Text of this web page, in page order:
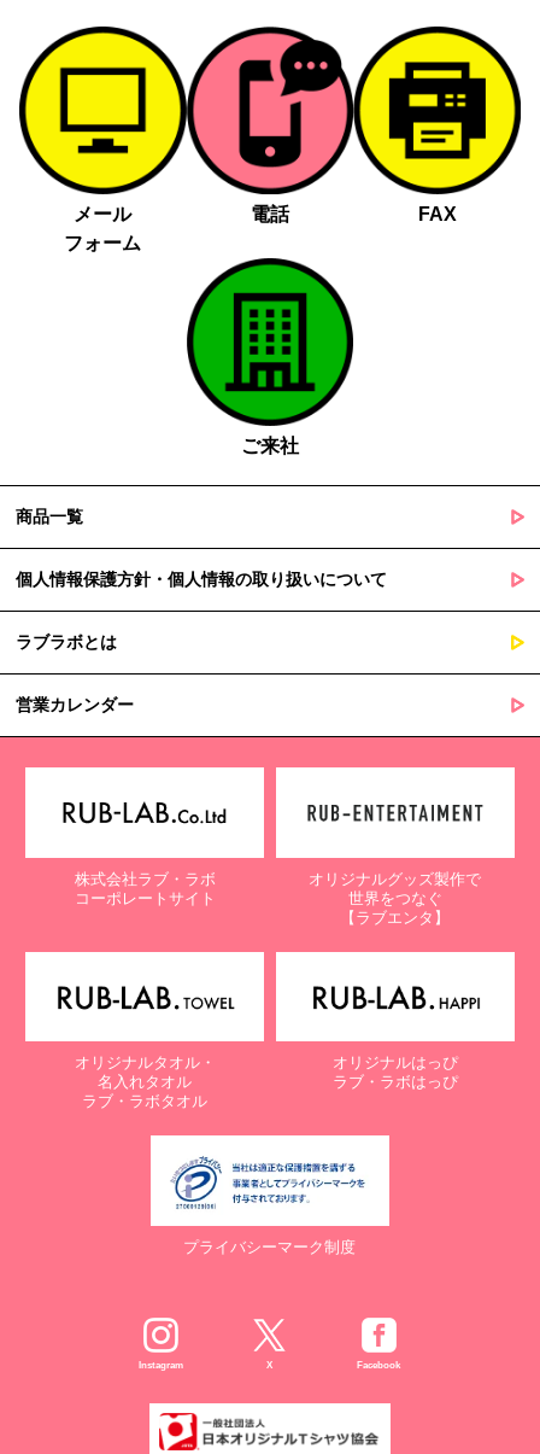
す。
お客様の個人情報は、以下掲げる場合以外に、事前にご本人の同意
無く第三者に提供することはありません。
法令に基づく場合
人の生命、身体又は財産の保護にために必要がある場合であっ
て、本人の同意を得る事が困難であるとき
公衆衛生の向上又は児童の健全な育成の推進のために特に必要
がある場合であって、本人の同意を得る事が困難であるとき
国の機関若しくは地方公共団体又はその委託を受けた者が法令
の定める事務を遂行することに対して協力する必要がある場合
であって、本人の同意を得ることによって当該事務の遂行に支
障を及ぼすおそれがあるとき
当社は個人情報の取扱業務の全部または一部を外部に業務委託する
その際、弊社は、個人情報を適切に保護できる管理体制を敷き実行
していることを条件として委託先を厳選したうえで、機密保持契約
を委託先と締結し、お客様の個人情報を厳密に管理させます。
６. 個人情報（保有個人データを含む）の利用目的通知、開示・訂
正等、利用停止等の請求
情報の利用目的の通知、開示、訂正・追加・削除、利用停止・消去
たします。これらの請求は、次の窓口にて受け付けております。
〒761-0323 香川県高松市亀田町90-1
株式会社ラブ・ラボ
電子メール：info@rub-lab.com
【認定個人情報保護団体の名称及び、苦情の解決の申出先】
一般財団法人日本情報経済社会推進協会
認定個人情報保護団体事務局
〒106-0032 東京都港区六本木一丁目9番9号 六本木ファースト
７. 個人情報の提供の任意性と提供されない場合に起こりうる影響
８. Cookie（クッキー）等の利用について
当社のウェブサイトでは、お客様に適したサービスや情報、広告等
を提供する目的のため、Cookie（クッキー）及びそれに類する技
メール
フォーム
電話 FAX
ご来社
商品一覧
個人情報保護方針・個人情報の取り扱いについて
ラブラボとは
営業カレンダー
株式会社ラブ・ラボ
コーポレートサイト
オリジナルグッズ製作で
世界をつなぐ
【ラブエンタ】
オリジナルタオル・
名入れタオル
ラブ・ラボタオル
オリジナルはっぴ
ラブ・ラボはっぴ
プライバシーマーク制度
Instagram X Facebook